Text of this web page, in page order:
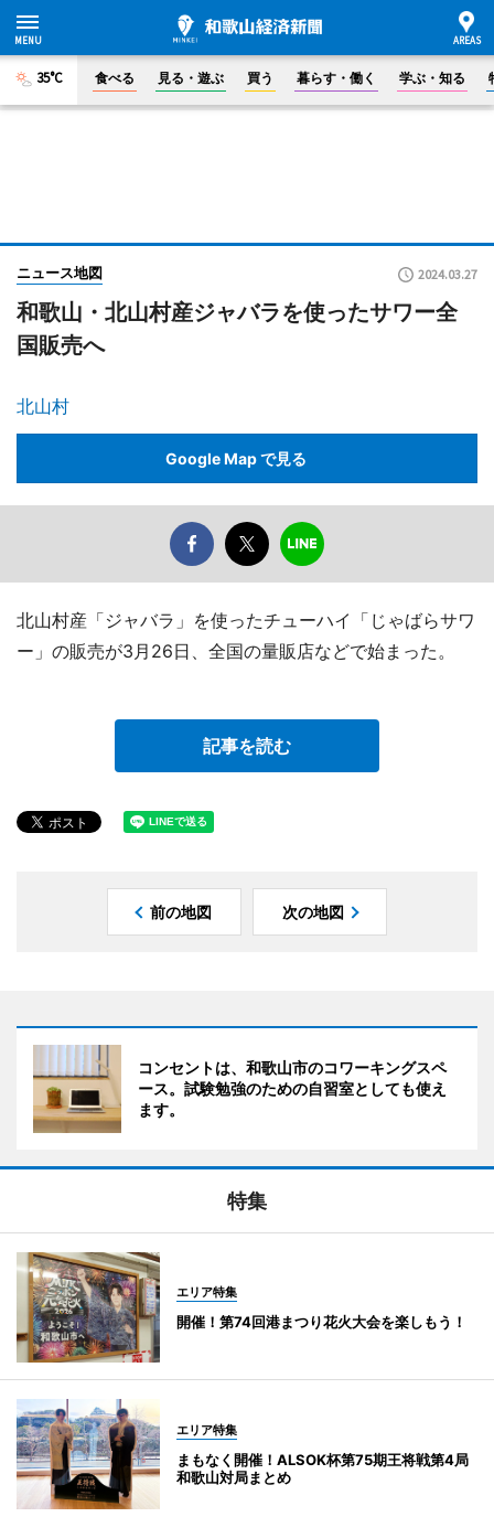
35°C 食べる 見る・遊ぶ 買う 暮らす・働く 学ぶ・知る
ニュース地図 2024.03.27
和歌山・北山村産ジャバラを使ったサワー全
国販売へ
北山村
Google Map で見る
北山村産「ジャバラ」を使ったチューハイ「じゃばらサワ
ー」の販売が3月26日、全国の量販店などで始まった。
記事を読む
前の地図 次の地図
コンセントは、和歌山市のコワーキングスペ
ース。試験勉強のための自習室としても使え
ます。
特集
エリア特集
開催！第74回港まつり花火大会を楽しもう！
エリア特集
まもなく開催！ALSOK杯第75期王将戦第4局
和歌山対局まとめ